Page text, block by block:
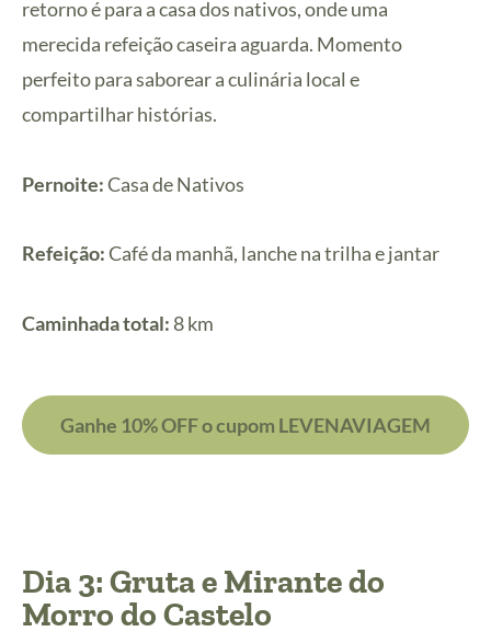
retorno é para a casa dos nativos, onde uma
merecida refeição caseira aguarda. Momento
perfeito para saborear a culinária local e
compartilhar histórias.
Pernoite:Casa de Nativos
Refeição:Café da manhã, lanche na trilha e jantar
Caminhada total: 8 km
Ganhe 10% OFF o cupom LEVENAVIAGEM
Dia 3: Gruta e Mirante do
Morro do Castelo